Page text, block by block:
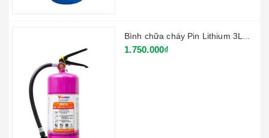
Bình chữa cháy Pin Lithium 3L...
1.750.000₫